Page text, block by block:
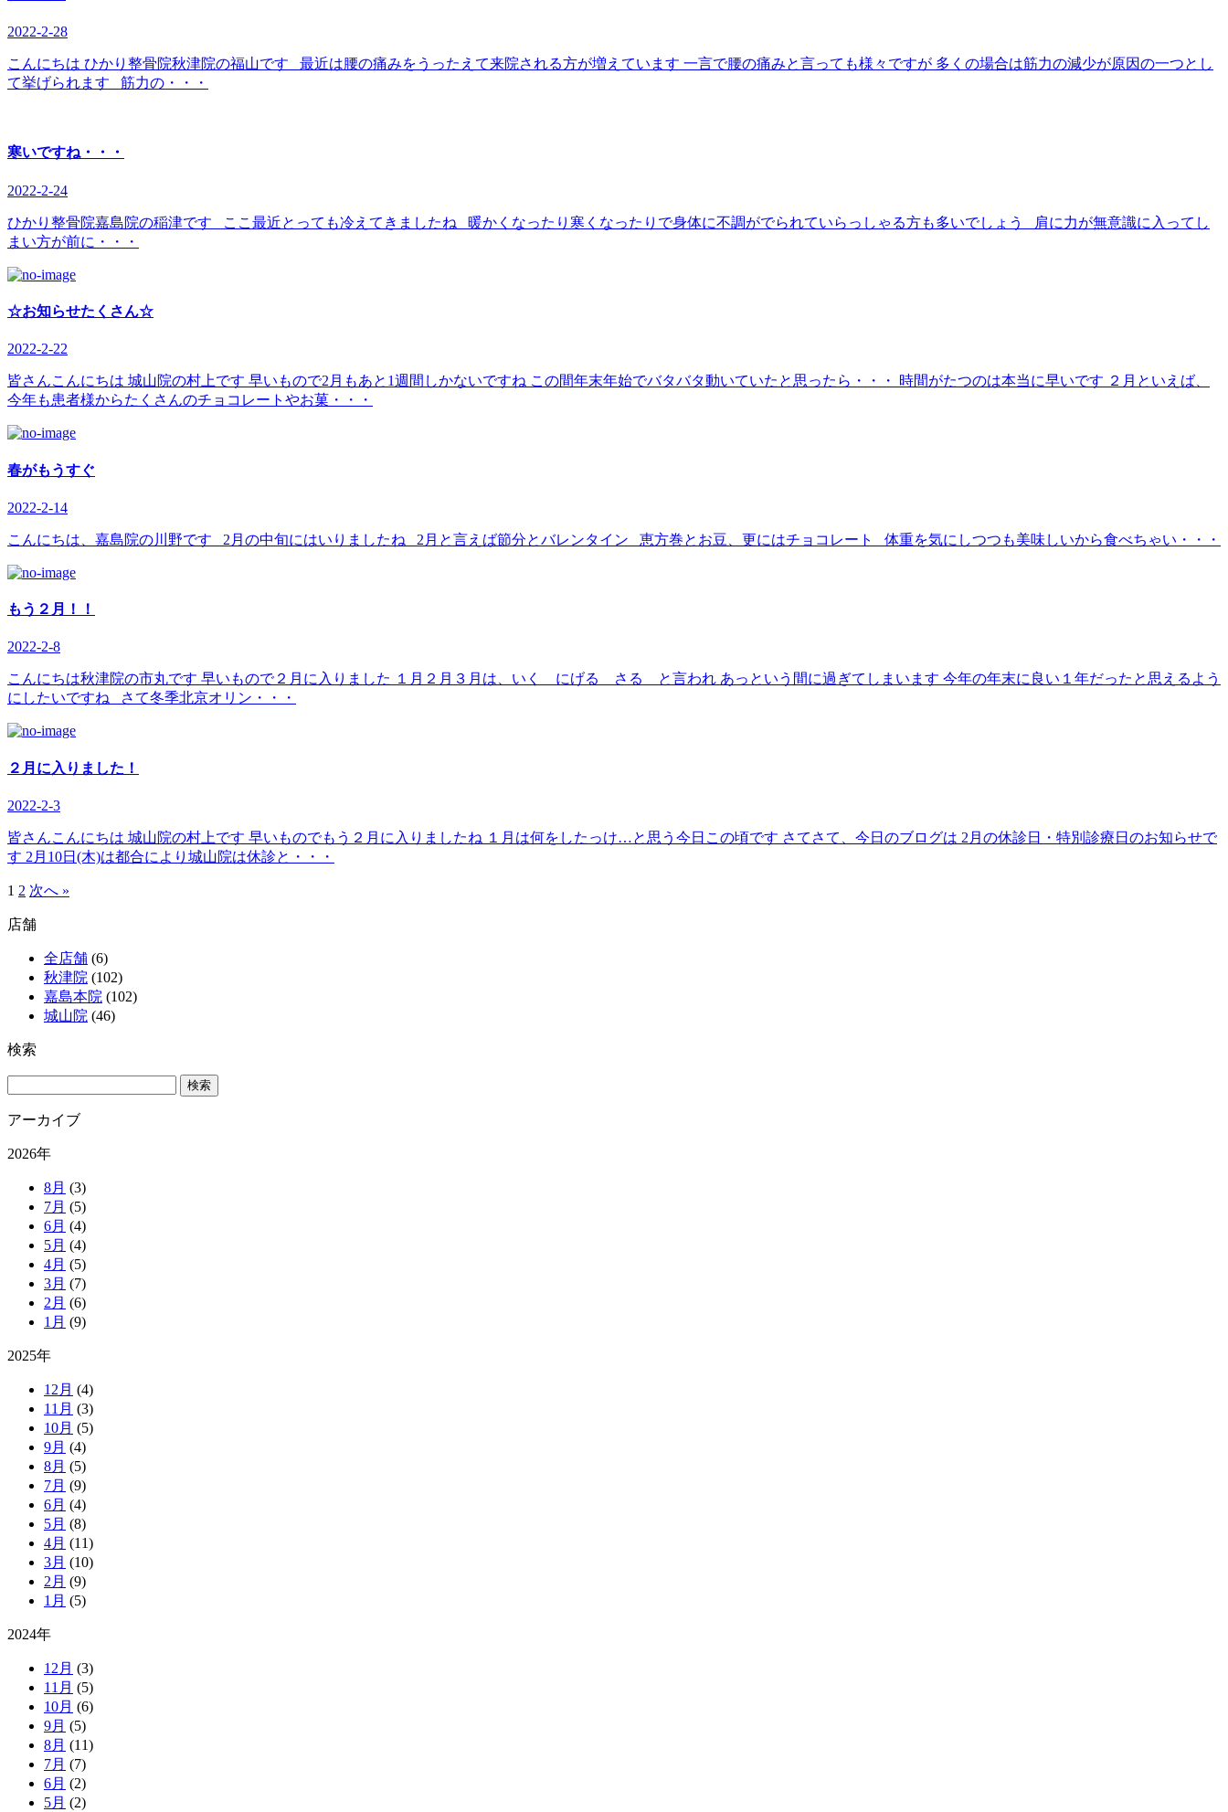
2022-2-28
こんにちは ひかり整骨院秋津院の福山です 最近は腰の痛みをうったえて来院される方が増えています 一言で腰の痛みと言っても様々ですが 多くの場合は筋力の減少が原因の一つとし
て挙げられます 筋力の・・・
寒いですね・・・
2022-2-24
ひかり整骨院嘉島院の稲津です ここ最近とっても冷えてきましたね 暖かくなったり寒くなったりで身体に不調がでられていらっしゃる方も多いでしょう 肩に力が無意識に入ってし
まい方が前に・・・
☆お知らせたくさん☆
2022-2-22
皆さんこんにちは 城山院の村上です 早いもので2月もあと1週間しかないですね この間年末年始でバタバタ動いていたと思ったら・・・ 時間がたつのは本当に早いです ２月といえば、
今年も患者様からたくさんのチョコレートやお菓・・・
春がもうすぐ
2022-2-14
こんにちは、嘉島院の川野です 2月の中旬にはいりましたね 2月と言えば節分とバレンタイン 恵方巻とお豆、更にはチョコレート 体重を気にしつつも美味しいから食べちゃい・・・
もう２月！！
2022-2-8
こんにちは秋津院の市丸です 早いもので２月に入りました １月２月３月は、いく にげる さる と言われ あっという間に過ぎてしまいます 今年の年末に良い１年だったと思えるよう
にしたいですね さて冬季北京オリン・・・
２月に入りました！
2022-2-3
皆さんこんにちは 城山院の村上です 早いものでもう２月に入りましたね １月は何をしたっけ…と思う今日この頃です さてさて、今日のブログは 2月の休診日・特別診療日のお知らせで
す 2月10日(木)は都合により城山院は休診と・・・
1 2 次へ »
店舗
全店舗 (6)
秋津院 (102)
嘉島本院 (102)
城山院 (46)
検索
アーカイブ
2026年
8月 (3)
7月 (5)
6月 (4)
5月 (4)
4月 (5)
3月 (7)
2月 (6)
1月 (9)
2025年
12月 (4)
11月 (3)
10月 (5)
9月 (4)
8月 (5)
7月 (9)
6月 (4)
5月 (8)
4月 (11)
3月 (10)
2月 (9)
1月 (5)
2024年
12月 (3)
11月 (5)
10月 (6)
9月 (5)
8月 (11)
7月 (7)
6月 (2)
5月 (2)